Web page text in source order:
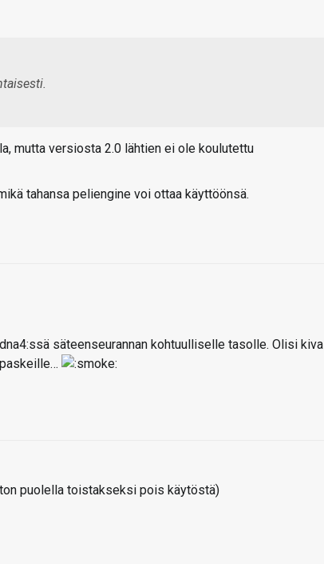
mutta versiosta 2.0 lähtien ei ole koulutettu
tahansa peliengine voi ottaa käyttöönsä.
säteenseurannan kohtuulliselle tasolle. Olisi kiva
puolella toistakseksi pois käytöstä)